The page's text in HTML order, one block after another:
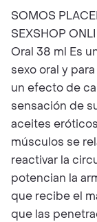
SOMOS
SEXSHOP
Oral 38 ml Es
sexo oral y
un efecto de
sensación de
aceites
músculos se
reactivar la
potencian la
que recibe el
que las